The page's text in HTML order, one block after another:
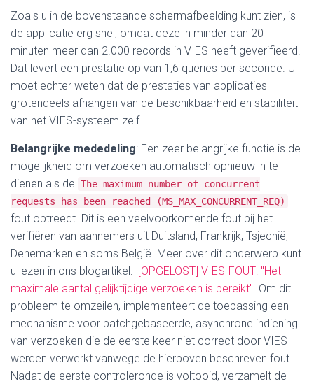
Zoals u in de bovenstaande schermafbeelding kunt zien, is
de applicatie erg snel, omdat deze in minder dan 20
minuten meer dan 2.000 records in VIES heeft geverifieerd.
Dat levert een prestatie op van 1,6 queries per seconde. U
moet echter weten dat de prestaties van applicaties
grotendeels afhangen van de beschikbaarheid en stabiliteit
van het VIES-systeem zelf.
Belangrijke mededeling: Een zeer belangrijke functie is de
mogelijkheid om verzoeken automatisch opnieuw in te
dienen als de The maximum number of concurrent
requests has been reached (MS_MAX_CONCURRENT_REQ)
fout optreedt. Dit is een veelvoorkomende fout bij het
verifiëren van aannemers uit Duitsland, Frankrijk, Tsjechië,
Denemarken en soms België. Meer over dit onderwerp kunt
u lezen in ons blogartikel:
[OPGELOST] VIES-FOUT: "Het
maximale aantal gelijktijdige verzoeken is bereikt". Om dit
probleem te omzeilen, implementeert de toepassing een
mechanisme voor batchgebaseerde, asynchrone indiening
van verzoeken die de eerste keer niet correct door VIES
werden verwerkt vanwege de hierboven beschreven fout.
Nadat de eerste controleronde is voltooid, verzamelt de